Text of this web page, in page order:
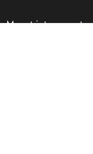
Meest interessante